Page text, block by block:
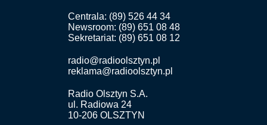
Centrala: (89) 526 44 34
Newsroom: (89) 651 08 48
Sekretariat: (89) 651 08 12
radio@radioolsztyn.pl
reklama@radioolsztyn.pl
Radio Olsztyn S.A.
ul. Radiowa 24
10-206 OLSZTYN